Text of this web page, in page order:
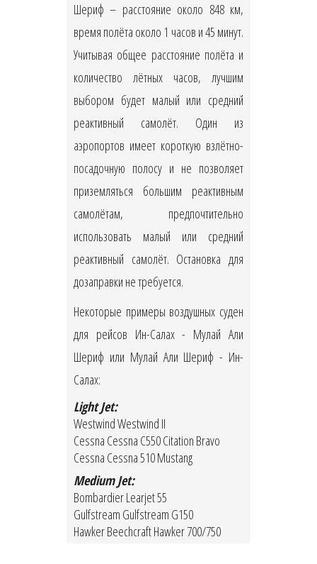
Шериф – расстояние около 848 км,
время полёта около 1 часов и 45 минут.
Учитывая общее расстояние полёта и
количество лётных часов, лучшим
выбором будет малый или средний
реактивный самолёт. Один из
аэропортов имеет короткую взлётно-
посадочную полосу и не позволяет
приземляться большим реактивным
самолётам, предпочтительно
использовать малый или средний
реактивный самолёт. Остановка для
дозаправки не требуется.
Некоторые примеры воздушных суден
для рейсов Ин-Салах - Мулай Али
Шериф или Мулай Али Шериф - Ин-
Салах:
Light Jet:
Westwind Westwind II
Cessna Cessna C550 Citation Bravo
Cessna Cessna 510 Mustang
Medium Jet:
Bombardier Learjet 55
Gulfstream Gulfstream G150
Hawker Beechcraft Hawker 700/750